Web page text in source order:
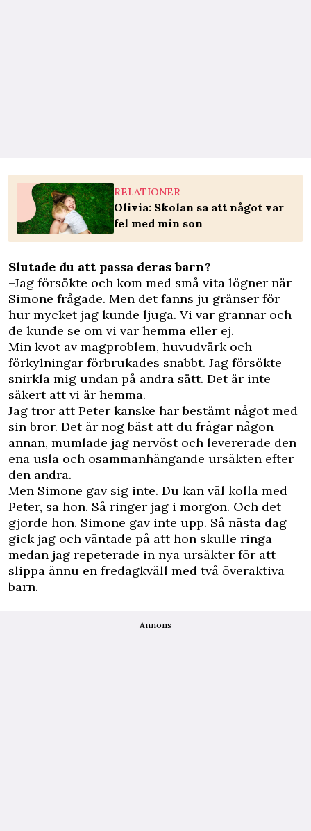
RELATIONER
Olivia: Skolan sa att något var
fel med min son
Slutade du att passa deras barn?
–Jag försökte och kom med små vita lögner när
Simone frågade. Men det fanns ju gränser för
hur mycket jag kunde ljuga. Vi var grannar och
de kunde se om vi var hemma eller ej.
Min kvot av magproblem, huvudvärk och
förkylningar förbrukades snabbt. Jag försökte
snirkla mig undan på andra sätt. Det är inte
säkert att vi är hemma.
Jag tror att Peter kanske har bestämt något med
sin bror. Det är nog bäst att du frågar någon
annan, mumlade jag nervöst och levererade den
ena usla och osammanhängande ursäkten efter
den andra.
Men Simone gav sig inte. Du kan väl kolla med
Peter, sa hon. Så ringer jag i morgon. Och det
gjorde hon. Simone gav inte upp. Så nästa dag
gick jag och väntade på att hon skulle ringa
medan jag repeterade in nya ursäkter för att
slippa ännu en fredagkväll med två överaktiva
barn.
Annons